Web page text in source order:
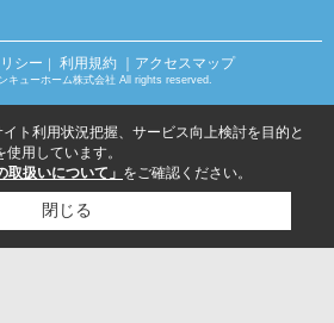
シー ｜ 利用規約 ｜アクセスマップ
キューホーム株式会社 All rights reserved.
ト利用状況把握、サービス向上検討を目的と
用しています。
取扱いについて」 をご確認ください。
閉じる